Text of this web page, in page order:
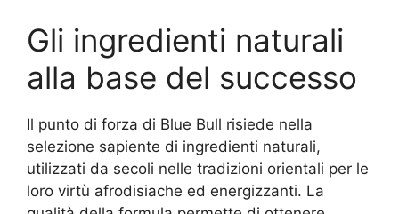
Gli ingredienti naturali
alla base del successo
Il punto di forza di Blue Bull risiede nella
selezione sapiente di ingredienti naturali,
utilizzati da secoli nelle tradizioni orientali per le
loro virtù afrodisiache ed energizzanti. La